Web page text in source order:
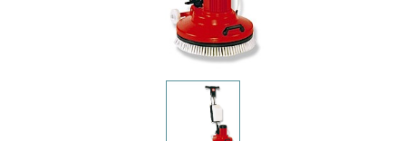
Photo n°1
Photo courante